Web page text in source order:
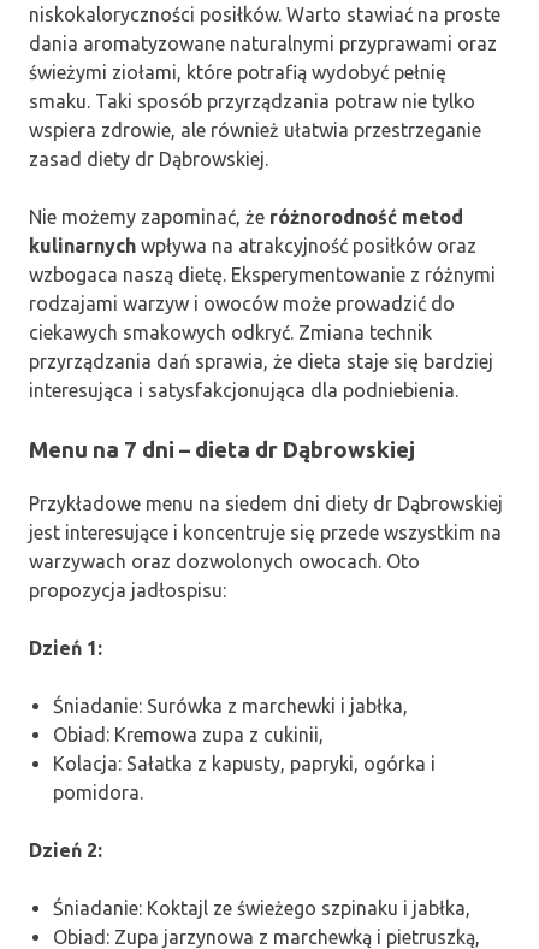
niskokaloryczności posiłków. Warto stawiać na proste
dania aromatyzowane naturalnymi przyprawami oraz
świeżymi ziołami, które potrafią wydobyć pełnię
smaku. Taki sposób przyrządzania potraw nie tylko
wspiera zdrowie, ale również ułatwia przestrzeganie
zasad diety dr Dąbrowskiej.
Nie możemy zapominać, że różnorodność metod
kulinarnych wpływa na atrakcyjność posiłków oraz
wzbogaca naszą dietę. Eksperymentowanie z różnymi
rodzajami warzyw i owoców może prowadzić do
ciekawych smakowych odkryć. Zmiana technik
przyrządzania dań sprawia, że dieta staje się bardziej
interesująca i satysfakcjonująca dla podniebienia.
Menu na 7 dni – dieta dr Dąbrowskiej
Przykładowe menu na siedem dni diety dr Dąbrowskiej
jest interesujące i koncentruje się przede wszystkim na
warzywach oraz dozwolonych owocach. Oto
propozycja jadłospisu:
Dzień 1:
Śniadanie: Surówka z marchewki i jabłka,
Obiad: Kremowa zupa z cukinii,
Kolacja: Sałatka z kapusty, papryki, ogórka i
pomidora.
Dzień 2:
Śniadanie: Koktajl ze świeżego szpinaku i jabłka,
Obiad: Zupa jarzynowa z marchewką i pietruszką,